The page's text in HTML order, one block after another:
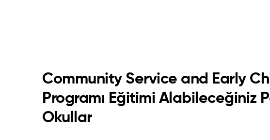
Community Service and Early
Programı Eğitimi Alabileceğiniz
Okullar